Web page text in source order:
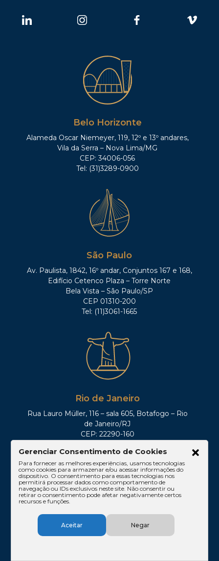
Belo Horizonte
Alameda Oscar Niemeyer, 119, 12º e 13º andares,
Vila da Serra – Nova Lima/MG
CEP: 34006-056
Tel: (31)3289-0900
São Paulo
Av. Paulista, 1842, 16º andar, Conjuntos 167 e 168,
Edifício Cetenco Plaza – Torre Norte
Bela Vista – São Paulo/SP
CEP 01310-200
Tel: (11)3061-1665
Rio de Janeiro
Rua Lauro Müller, 116 – sala 605, Botafogo – Rio
de Janeiro/RJ
CEP: 22290-160
Brasília
Gerenciar Consentimento de Cookies
Para fornecer as melhores experiências, usamos tecnologias
como cookies para armazenar e/ou acessar informações do
dispositivo. O consentimento para essas tecnologias nos
permitirá processar dados como comportamento de
navegação ou IDs exclusivos neste site. Não consentir ou
retirar o consentimento pode afetar negativamente certos
recursos e funções.
Aceitar Negar